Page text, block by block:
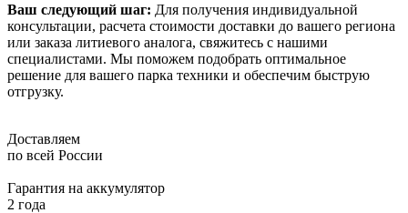
Ваш следующий шаг: Для получения индивидуальной
консультации, расчета стоимости доставки до вашего региона
или заказа литиевого аналога, свяжитесь с нашими
специалистами. Мы поможем подобрать оптимальное
решение для вашего парка техники и обеспечим быструю
отгрузку.
Доставляем
по всей России
Гарантия на аккумулятор
2 года